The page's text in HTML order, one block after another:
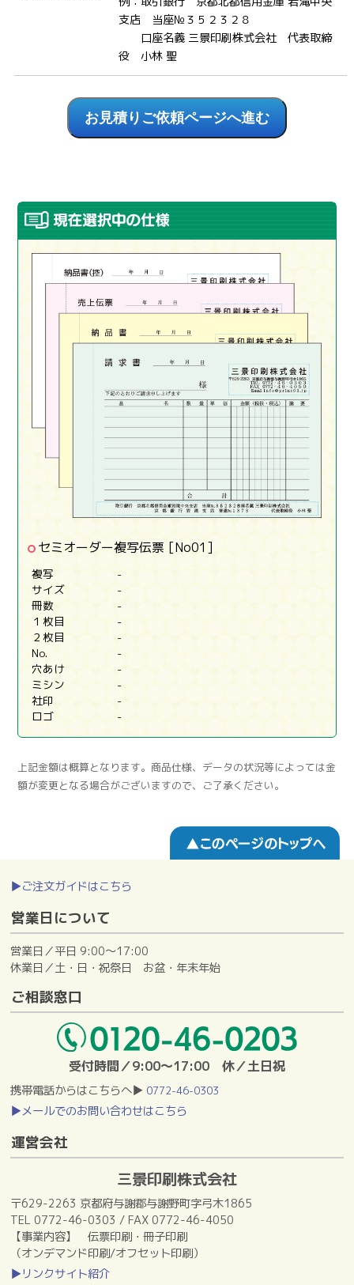
支店 当座№３５２３２８
口座名義 三景印刷株式会社 代表取締
役 小林 聖
セミオーダー複写伝票 [No01]
複写
-
サイズ
-
冊数
-
１枚目
-
２枚目
-
No.
-
穴あけ
-
ミシン
-
社印
-
ロゴ
-
上記金額は概算となります。商品仕様、データの状況等によっては金
額が変更となる場合がございますので、ご了承ください。
▶ご注文ガイドはこちら
営業日について
営業日／平日 9:00～17:00
休業日／土・日・祝祭日 お盆・年末年始
ご相談窓口
受付時間／9:00～17:00 休／土日祝
携帯電話からはこちらへ▶ 0772-46-0303
▶メールでのお問い合わせはこちら
運営会社
三景印刷株式会社
〒629-2263 京都府与謝郡与謝野町字弓木1865
TEL 0772-46-0303 / FAX 0772-46-4050
【事業内容】 伝票印刷・冊子印刷
（オンデマンド印刷/オフセット印刷）
▶リンクサイト紹介